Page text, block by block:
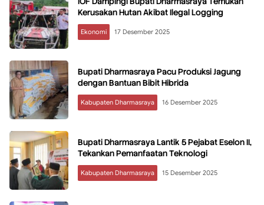
Kerusakan Hutan Akibat Ilegal Logging
Ekonomi 17 Desember 2025
Bupati Dharmasraya Pacu Produksi Jagung
dengan Bantuan Bibit Hibrida
Kabupaten Dharmasraya 16 Desember 2025
Bupati Dharmasraya Lantik 5 Pejabat Eselon II,
Tekankan Pemanfaatan Teknologi
Kabupaten Dharmasraya 15 Desember 2025